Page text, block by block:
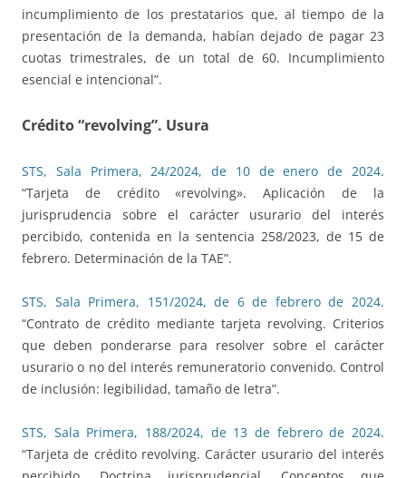
incumplimiento de los prestatarios que, al tiempo de la
presentación de la demanda, habían dejado de pagar 23
cuotas trimestrales, de un total de 60. Incumplimiento
esencial e intencional”.
Crédito “revolving”. Usura
STS, Sala Primera, 24/2024, de 10 de enero de 2024.
“Tarjeta de crédito «revolving». Aplicación de la
jurisprudencia sobre el carácter usurario del interés
percibido, contenida en la sentencia 258/2023, de 15 de
febrero. Determinación de la TAE”.
STS, Sala Primera, 151/2024, de 6 de febrero de 2024.
“Contrato de crédito mediante tarjeta revolving. Criterios
que deben ponderarse para resolver sobre el carácter
usurario o no del interés remuneratorio convenido. Control
de inclusión: legibilidad, tamaño de letra”.
STS, Sala Primera, 188/2024, de 13 de febrero de 2024.
“Tarjeta de crédito revolving. Carácter usurario del interés